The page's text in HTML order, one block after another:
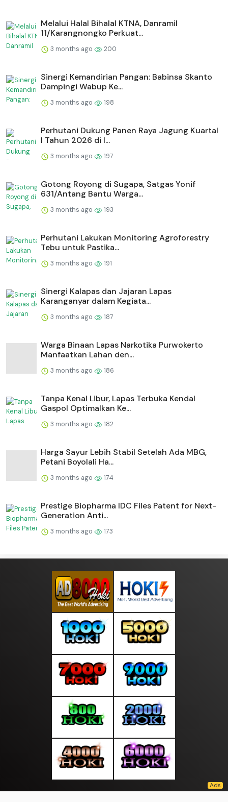
Melalui Halal Bihalal KTNA, Danramil
11/Karangnongko Perkuat...
3 months ago 200
Sinergi Kemandirian Pangan: Babinsa Skanto
Dampingi Wabup Ke...
3 months ago 198
Perhutani Dukung Panen Raya Jagung Kuartal
I Tahun 2026 di I...
3 months ago 197
Gotong Royong di Sugapa, Satgas Yonif
631/Antang Bantu Warga...
3 months ago 193
Perhutani Lakukan Monitoring Agroforestry
Tebu untuk Pastika...
3 months ago 191
⁠Sinergi Kalapas dan Jajaran Lapas
Karanganyar dalam Kegiata...
3 months ago 187
Warga Binaan Lapas Narkotika Purwokerto
Manfaatkan Lahan den...
3 months ago 186
Tanpa Kenal Libur, Lapas Terbuka Kendal
Gaspol Optimalkan Ke...
3 months ago 182
Harga Sayur Lebih Stabil Setelah Ada MBG,
Petani Boyolali Ha...
3 months ago 174
Prestige Biopharma IDC Files Patent for Next-
Generation Anti...
3 months ago 173